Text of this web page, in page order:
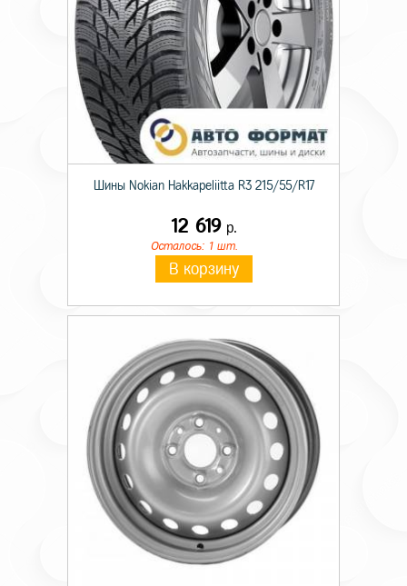
Шины Nokian Hakkapeliitta R3 215/55/R17
12 619р.
Осталось: 1 шт.
В корзину